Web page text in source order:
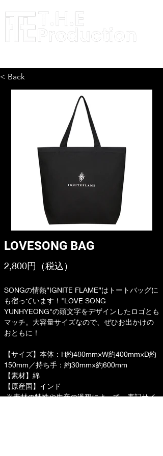
< Back
LOVESONG BAG
2,800円（税込）
SONGの情熱”IGNITE FLAME”はトートバッグに
も宿っています！"LOVE SONG
YUNHYEONG"の頭文字をデザインしたロゴとも
マッチ。大容量サイズなので、ぜひお出かけの
おともに！
【サイズ】本体：H約480mm×W約400mm×D約
150mm／持ち手：約30mm×約600mm
【素材】綿
【原産国】インド
※素材の特性や生産の過程によって、表記サイ